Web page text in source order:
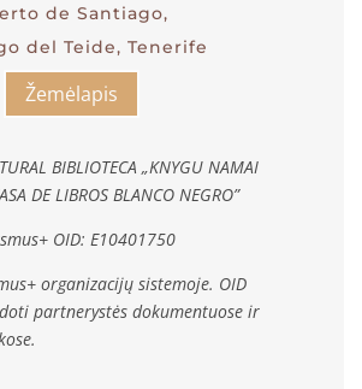
de Santiago,
del Teide, Tenerife
Žemėlapis
BIBLIOTECA „KNYGU NAMAI
DE LIBROS BLANCO NEGRO”
OID: E10401750
organizacijų sistemoje. OID
partnerystės dokumentuose ir